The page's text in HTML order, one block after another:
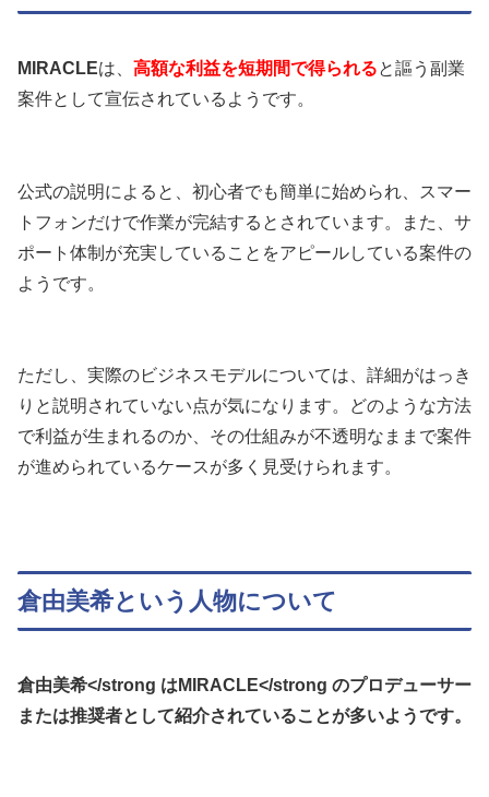
MIRACLEは、 高額な利益を短期間で得られると謳う副業
案件として宣伝されているようです。
公式の説明によると、初心者でも簡単に始められ、スマー
トフォンだけで作業が完結するとされています。また、サ
ポート体制が充実していることをアピールしている案件の
ようです。
ただし、実際のビジネスモデルについては、詳細がはっき
りと説明されていない点が気になります。どのような方法
で利益が生まれるのか、その仕組みが不透明なままで案件
が進められているケースが多く見受けられます。
倉由美希という人物について
倉由美希</strong は MIRACLE</strong のプロデューサー
または推奨者として紹介されていることが多いようです。